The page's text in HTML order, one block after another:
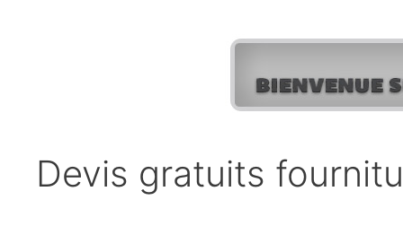
Devis gratuits